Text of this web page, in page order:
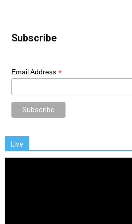
Subscribe
Email Address *
Live